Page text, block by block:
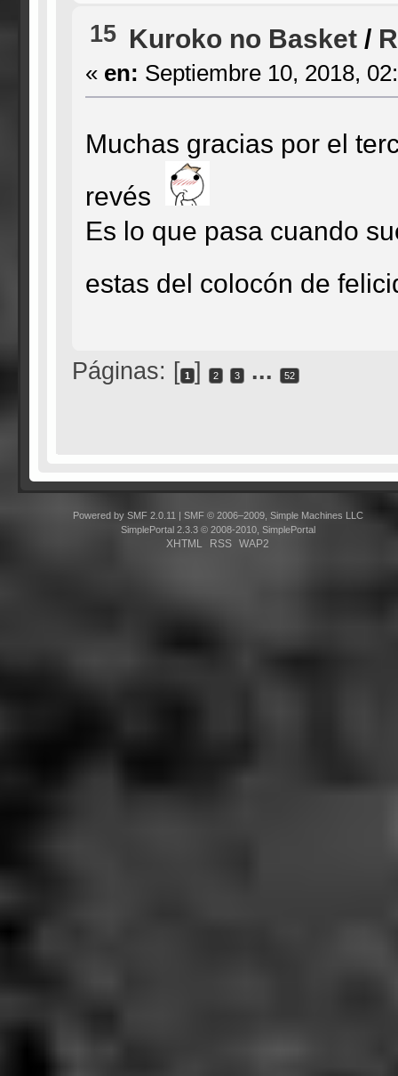
15 Kuroko no Basket/
« en: Septiembre 10, 2018,
Muchas gracias por el
revés
Es lo que pasa cuando
estas del colocón de
Páginas: [ 1 ] 2 3 ... 52
Powered by SMF 2.0.11
SMF © 2006–2009, Simple Machines LLC
SimplePortal 2.3.3 © 2008-2010, SimplePortal
XHTML RSS WAP2